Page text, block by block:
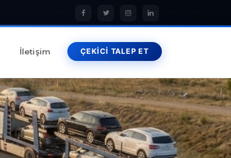
İletişim ÇEKİCİ TALEP ET